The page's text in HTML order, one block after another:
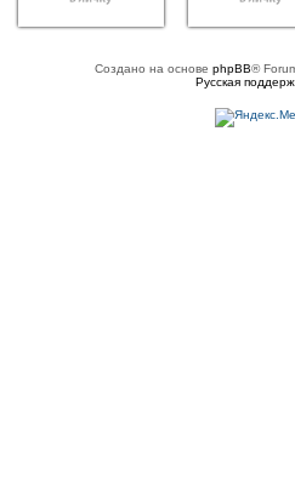
Создано на основе phpBB®
Русская